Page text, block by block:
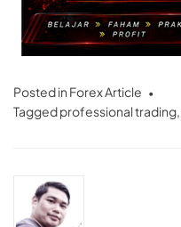
Posted in Forex Article
Taggedprofessional trading,